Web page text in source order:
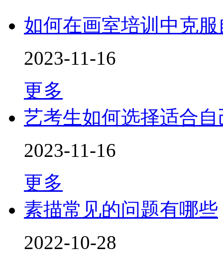
如何在画室培训中克
2023-11-16
更多
艺考生如何选择适合
2023-11-16
更多
素描常见的问题有哪些
2022-10-28